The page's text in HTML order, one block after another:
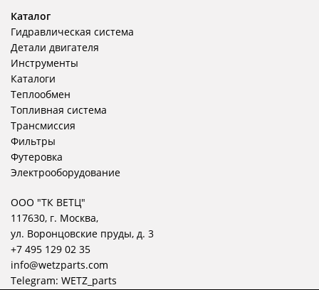
Каталог
Гидравлическая система
Детали двигателя
Инструменты
Каталоги
Теплообмен
Топливная система
Трансмиссия
Фильтры
Футеровка
Электрооборудование
ООО "ТК ВЕТЦ"
117630, г. Москва,
ул. Воронцовские пруды, д. 3
+7 495 129 02 35
info@wetzparts.com
Telegram: WETZ_parts